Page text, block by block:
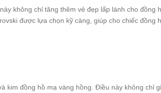
không chỉ tăng thêm vẻ đẹp lấp lánh cho đồng
được lựa chọn kỹ càng, giúp cho chiếc đồng
kim đồng hồ mạ vàng hồng. Điều này không chỉ